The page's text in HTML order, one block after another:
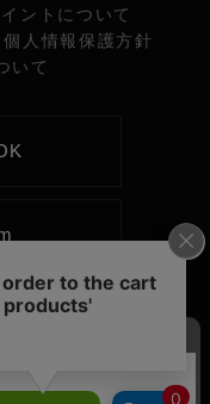
ントについて
個人情報保護方針
いて